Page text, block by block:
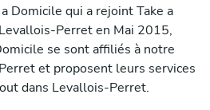
Domicile qui a rejoint Take a
Perret en Mai 2015,
se sont affiliés à notre
et proposent leurs services
dans Levallois-Perret.